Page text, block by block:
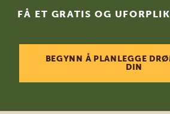
FÅ ET GRATIS OG
BEGYNN Å PLANLEGGE
DIN